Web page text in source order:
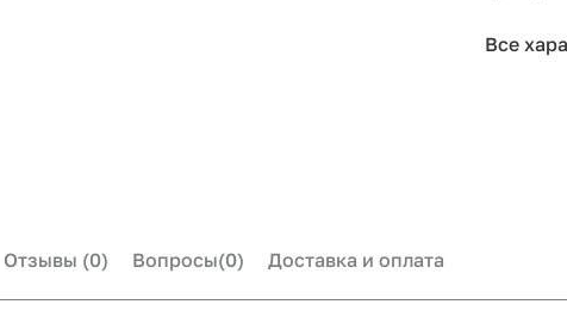
Все
Отзывы (0) Вопросы(0) Доставка и оплата